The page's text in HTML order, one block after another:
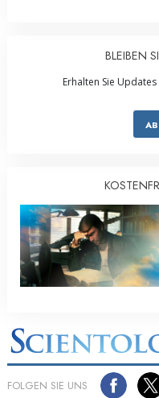
BLEIBEN
Erhalten Sie
FOLGEN SIE UNS